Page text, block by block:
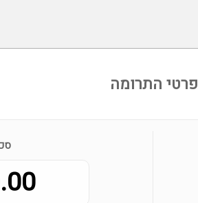
פרטי התרומה
₪